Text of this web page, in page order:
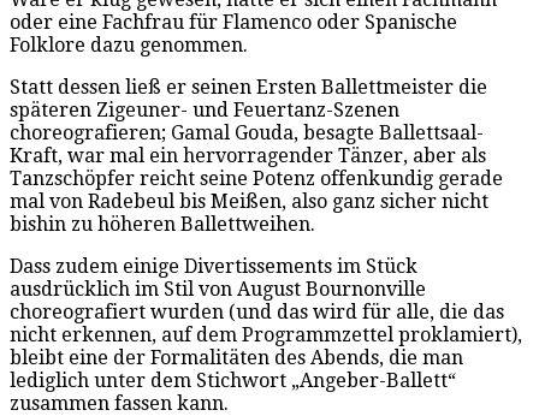
oder eine Fachfrau für Flamenco oder Spanische
Folklore dazu genommen.
Statt dessen ließ er seinen Ersten Ballettmeister die
späteren Zigeuner- und Feuertanz-Szenen
choreografieren; Gamal Gouda, besagte Ballettsaal-
Kraft, war mal ein hervorragender Tänzer, aber als
Tanzschöpfer reicht seine Potenz offenkundig gerade
mal von Radebeul bis Meißen, also ganz sicher nicht
bishin zu höheren Ballettweihen.
Dass zudem einige Divertissements im Stück
ausdrücklich im Stil von August Bournonville
choreografiert wurden (und das wird für alle, die das
nicht erkennen, auf dem Programmzettel proklamiert),
bleibt eine der Formalitäten des Abends, die man
lediglich unter dem Stichwort „Angeber-Ballett“
zusammen fassen kann.